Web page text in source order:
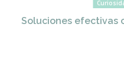
Soluciones efectivas